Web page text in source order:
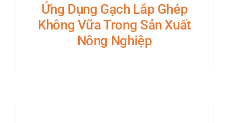
DỰ ÁN
KINH NGHIỆM
Ứng Dụng Gạch Lắp Ghép
Không Vữa Trong Sản Xuất
Nông Nghiệp